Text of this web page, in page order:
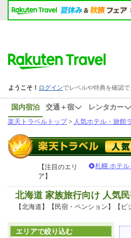
国内宿泊 交通＋宿 レンタカー
楽天トラベルトップ> 人気ホテル・旅館
【注目のエリ
ア】
札幌 ホテ
北海道 家族旅行向け 人気
【北海道】【民宿・ペンション】【
エリアで絞り込む